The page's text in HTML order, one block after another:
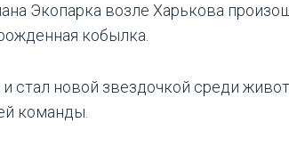
Экопарка возле Харькова
кобылка.
стал новой звездочкой среди
команды.